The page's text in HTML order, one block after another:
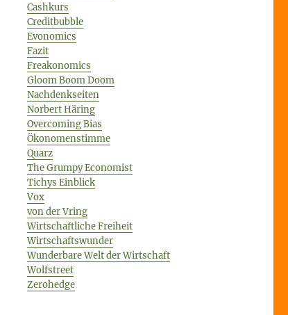
Cashkurs
Creditbubble
Evonomics
Fazit
Freakonomics
Gloom Boom Doom
Nachdenkseiten
Norbert Häring
Overcoming Bias
Ökonomenstimme
Quarz
The Grumpy Economist
Tichys Einblick
Vox
von der Vring
Wirtschaftliche Freiheit
Wirtschaftswunder
Wunderbare Welt der Wirtschaft
Wolfstreet
Zerohedge